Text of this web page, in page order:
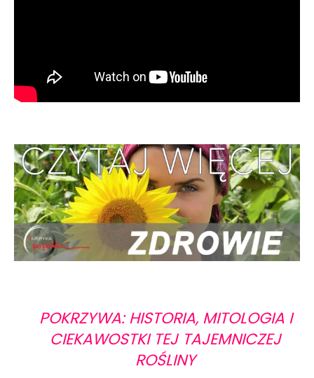
POKRZYWA: HISTORIA, MITOLOGIA I
CIEKAWOSTKI TEJ TAJEMNICZEJ
ROŚLINY